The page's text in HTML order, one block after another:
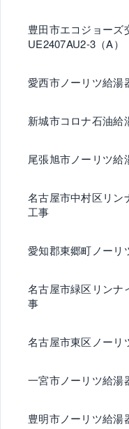
豊田市エコジョー
UE2407AU2-3（A）
愛西市ノーリツ給湯
新城市コロナ石油給
尾張旭市ノーリツ
名古屋市中村区リン
工事
愛知郡東郷町ノーリ
名古屋市緑区リンナ
事
名古屋市東区ノーリ
一宮市ノーリツ給湯
豊明市ノーリツ給湯